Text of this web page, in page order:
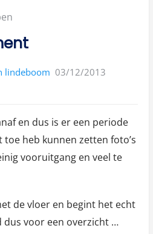
lindeboom 03/12/2013
en dus is er een periode
heb kunnen zetten foto’s
vooruitgang en veel te
de vloer en begint het echt
dus voor een overzicht …